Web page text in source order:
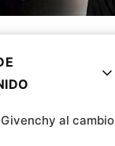
al cambio